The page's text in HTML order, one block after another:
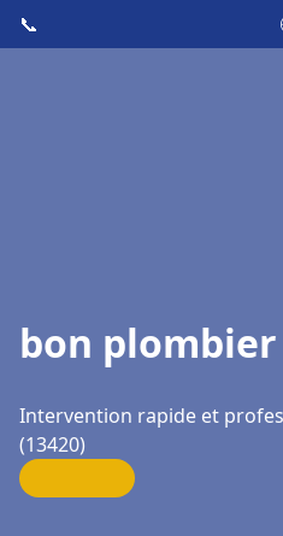
📞
bon plombier
Intervention rapide et
(13420)